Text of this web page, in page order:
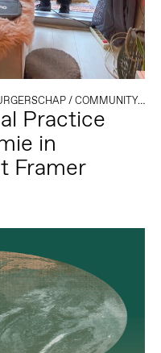
/COMMUNITY & LEARNING
Practice
in
Framer